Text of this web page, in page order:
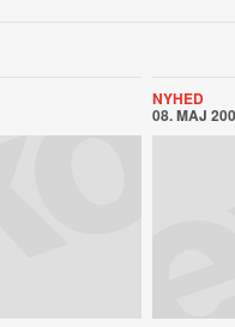
NYHED
08. MAJ